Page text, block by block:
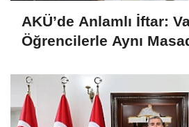
AKÜ’de Anlamlı İftar:
Öğrencilerle Aynı